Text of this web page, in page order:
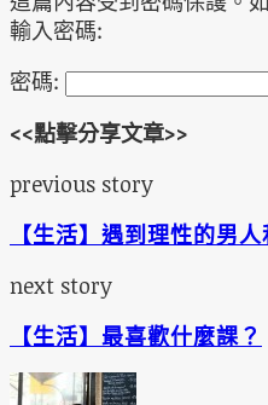
輸入密碼:
密碼:
<<點擊分享文章>>
previous story
【生活】遇到理性的男
next story
【生活】最喜歡什麼課？